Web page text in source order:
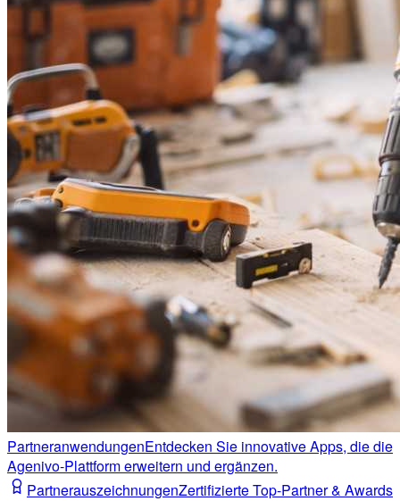
PartneranwendungenEntdecken Sie innovative Apps, die die
Agenivo-Plattform erweitern und ergänzen.
PartnerauszeichnungenZertifizierte Top-Partner & Awards